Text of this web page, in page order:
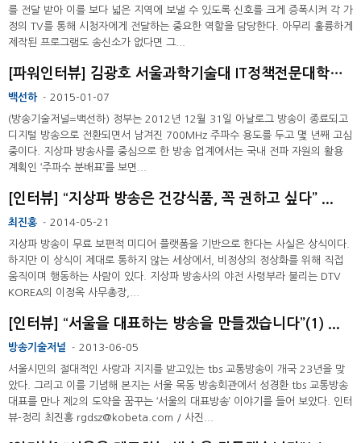
를 전달 받아 이를 보다 넓은 지역에 보낼 수 있도록 신호를 크게 증폭시켜 각 가
정의 TV를 통해 시청자에게 전달하는 중요한 역할을 담당한다. 아무리 훌륭하게
제작된 프로그램도 송신소가 없다면 그...
[파워인터뷰] 김광호 서울과학기술대 IT정책전문대학원 교수 ...
백선하 - 2015-01-07
(방송기술저널=백선하) 정부는 2012년 12월 31일 아날로그 방송이 종료되고
디지털 방송으로 전환되면서 남겨진 700MHz 주파수 용도를 두고 몇 년째 고심
중이다. 지상파 방송사를 중심으로 한 방송 업계에서는 국내 전파 자원의 활용
계획인 ‘주파수 분배표’를 보면...
[인터뷰] “지상파 방송은 건강식품, 꼭 권하고 싶다” ...
최진홍 - 2014-05-21
지상파 방송이 무료 보편적 미디어 플랫폼을 기반으로 한다는 사실은 상식이다.
하지만 이 상식이 제대로 통하지 않는 세상에서, 비정상의 정상화를 위해 직접
움직이며 행동하는 사람이 있다. 지상파 방송사의 야전 사령부라 불리는 DTV
KOREA의 이정옥 사무총장,...
[인터뷰] “서울을 대표하는 방송을 만들겠습니다”(1) ...
방송기술저널 - 2013-06-05
서울시민의 절대적인 사랑과 지지를 받고있는 tbs 교통방송이 개국 23년을 맞
았다. 그리고 이를 기념해 본지는 서울 목동 방송회관에서 성경환 tbs 교통방송
대표를 만나 제2의 도약을 꿈꾸는 ‘서울의 대표방송’ 이야기를 들어 보았다. 인터
뷰-정리 최진홍 rgdsz@kobeta.com / 사진...